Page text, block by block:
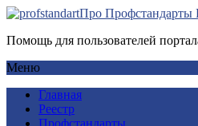
Про Профстандарты
Помощь для пользователей
Меню
Главная
Реестр
Профстандарты